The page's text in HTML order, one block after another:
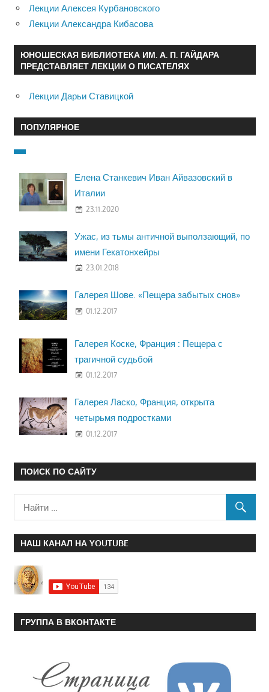
Лекции Алексея Курбановского
Лекции Александра Кибасова
ЮНОШЕСКАЯ БИБЛИОТЕКА ИМ. А. П. ГАЙДАРА
ПРЕДСТАВЛЯЕТ ЛЕКЦИИ О ПИСАТЕЛЯХ
Лекции Дарьи Ставицкой
ПОПУЛЯРНОЕ
Елена Станкевич Иван Айвазовский в
Италии
23.11.2020
Ужас, из тьмы античной выползающий, по
имени Гекатонхейры
23.01.2018
Галерея Шове. «Пещера забытых снов»
01.12.2017
Галерея Коске, Франция : Пещера с
трагичной судьбой
01.12.2017
Галерея Ласко, Франция, открыта
четырьмя подростками
01.12.2017
ПОИСК ПО САЙТУ
НАШ КАНАЛ НА YOUTUBE
ГРУППА В ВКОНТАКТЕ